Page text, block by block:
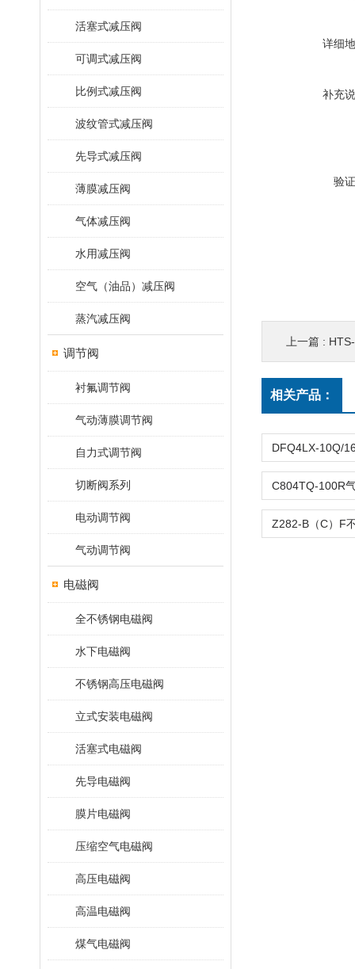
活塞式减压阀
可调式减压阀
比例式减压阀
波纹管式减压阀
先导式减压阀
薄膜减压阀
气体减压阀
水用减压阀
空气（油品）减压阀
蒸汽减压阀
调节阀
衬氟调节阀
气动薄膜调节阀
自力式调节阀
切断阀系列
电动调节阀
气动调节阀
电磁阀
全不锈钢电磁阀
水下电磁阀
不锈钢高压电磁阀
立式安装电磁阀
活塞式电磁阀
先导电磁阀
膜片电磁阀
压缩空气电磁阀
高压电磁阀
高温电磁阀
煤气电磁阀
详细
补充
验
上一篇 :
相关产品：